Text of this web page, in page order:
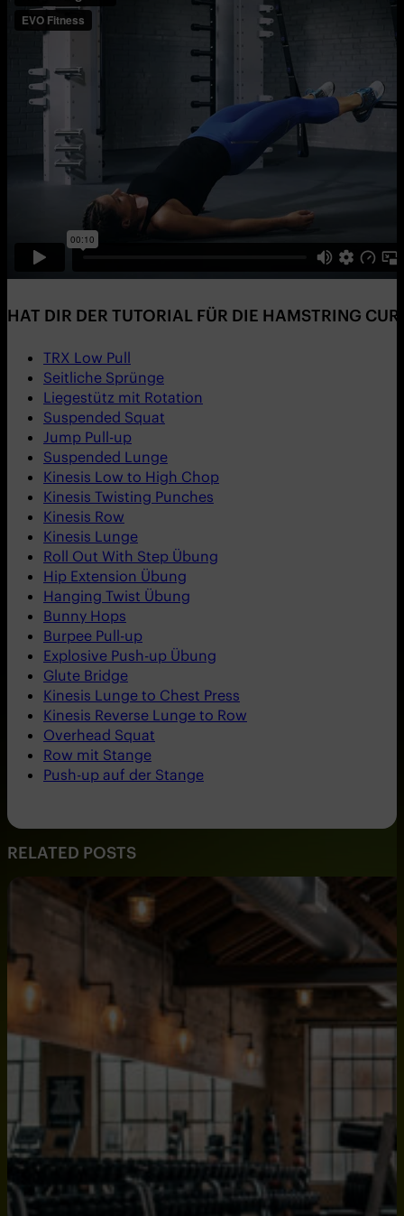
HAT DIR DER TUTORIAL FÜR DIE HAMSTRING
TRX Low Pull
Seitliche Sprünge
Liegestütz mit Rotation
Suspended Squat
Jump Pull-up
Suspended Lunge
Kinesis Low to High Chop
Kinesis Twisting Punches
Kinesis Row
Kinesis Lunge
Roll Out With Step Übung
Hip Extension Übung
Hanging Twist Übung
Bunny Hops
Burpee Pull-up
Explosive Push-up Übung
Glute Bridge
Kinesis Lunge to Chest Press
Kinesis Reverse Lunge to Row
Overhead Squat
Row mit Stange
Push-up auf der Stange
RELATED POSTS